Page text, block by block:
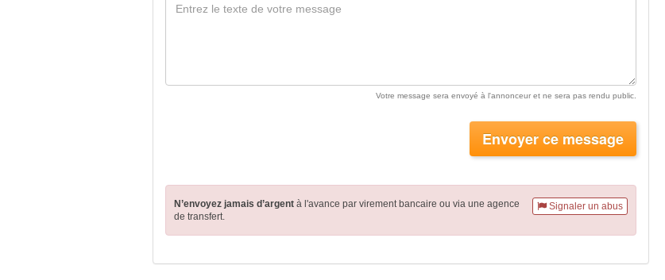
Votre message sera envoyé à l'annonceur et ne sera pas rendu public.
Envoyer ce message
Signaler un abus
N’envoyez jamais d’argent à l'avance par virement bancaire ou via une agence
de transfert.